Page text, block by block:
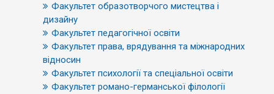
Факультет образотворчого мистецтва і
дизайну
Факультет педагогічної освіти
Факультет права, врядування та міжнародних
відносин
Факультет психології та спеціальної освіти
Факультет романо-германської філології